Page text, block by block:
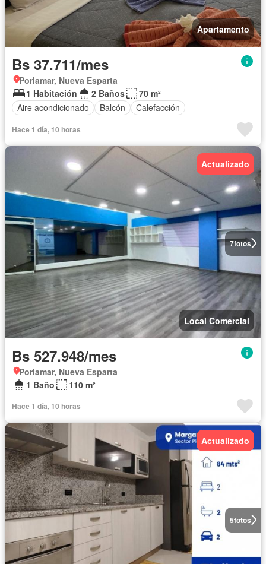
Apartamento
Bs 37.711/mes
Porlamar, Nueva Esparta
1 Habitación
2 Baños
70 m²
Aire acondicionado
Balcón Calefacción
Hace 1 día, 10 horas
7fotos
Actualizado
Local Comercial
Bs 527.948/mes
Porlamar, Nueva Esparta
1 Baño
110 m²
Hace 1 día, 10 horas
5fotos
Actualizado